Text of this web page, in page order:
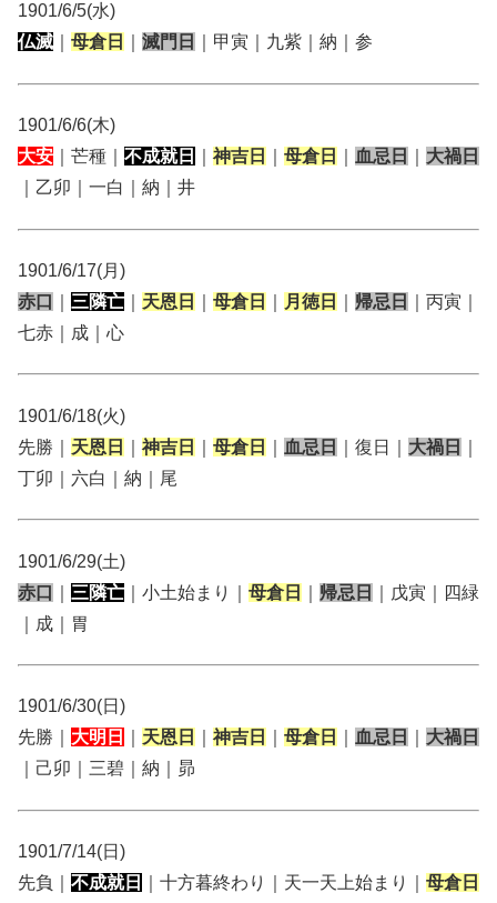
1901/6/5(水)
仏滅
母倉日 滅門日 ｜甲寅｜九紫｜納｜参
1901/6/6(木)
大安 ｜芒種｜ 不成就日 神吉日 母倉日 血忌日
大禍日
｜乙卯｜一白｜納｜井
1901/6/17(月)
赤口
三隣亡 天恩日 母倉日 月徳日 帰忌日
｜丙寅｜
七赤｜成｜心
1901/6/18(火)
先勝｜ 天恩日 神吉日 母倉日 血忌日 ｜復日｜ 大禍日
丁卯｜六白｜納｜尾
1901/6/29(土)
赤口
三隣亡 ｜小土始まり｜ 母倉日 帰忌日
｜戊寅｜四緑
｜成｜胃
1901/6/30(日)
先勝｜ 大明日 天恩日 神吉日 母倉日 血忌日
大禍日
｜己卯｜三碧｜納｜昴
1901/7/14(日)
先負｜ 不成就日 ｜十方暮終わり｜天一天上始まり｜ 母倉日